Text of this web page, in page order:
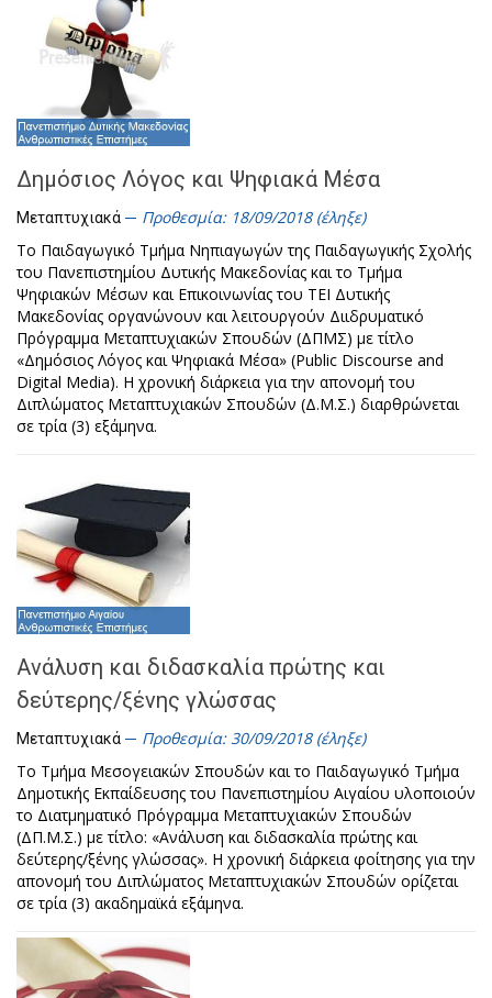
Δημόσιος Λόγος και Ψηφιακά Μέσα
Μεταπτυχιακά
Προθεσμία: 18/09/2018 (έληξε)
Το Παιδαγωγικό Τμήμα Νηπιαγωγών της Παιδαγωγικής Σχολής
του Πανεπιστημίου Δυτικής Μακεδονίας και το Τμήμα
Ψηφιακών Μέσων και Επικοινωνίας του ΤΕΙ Δυτικής
Μακεδονίας οργανώνουν και λειτουργούν Διιδρυματικό
Πρόγραμμα Μεταπτυχιακών Σπουδών (ΔΠΜΣ) με τίτλο
«Δημόσιος Λόγος και Ψηφιακά Μέσα» (Public Discourse and
Digital Media). Η χρονική διάρκεια για την απονομή του
Διπλώματος Μεταπτυχιακών Σπουδών (Δ.Μ.Σ.) διαρθρώνεται
σε τρία (3) εξάμηνα.
Ανάλυση και διδασκαλία πρώτης και
δεύτερης/ξένης γλώσσας
Μεταπτυχιακά
Προθεσμία: 30/09/2018 (έληξε)
Το Τμήμα Μεσογειακών Σπουδών και το Παιδαγωγικό Τμήμα
Δημοτικής Εκπαίδευσης του Πανεπιστημίου Αιγαίου υλοποιούν
το Διατμηματικό Πρόγραμμα Μεταπτυχιακών Σπουδών
(ΔΠ.Μ.Σ.) με τίτλο: «Ανάλυση και διδασκαλία πρώτης και
δεύτερης/ξένης γλώσσας». Η χρονική διάρκεια φοίτησης για την
απονομή του Διπλώματος Μεταπτυχιακών Σπουδών ορίζεται
σε τρία (3) ακαδημαϊκά εξάμηνα.